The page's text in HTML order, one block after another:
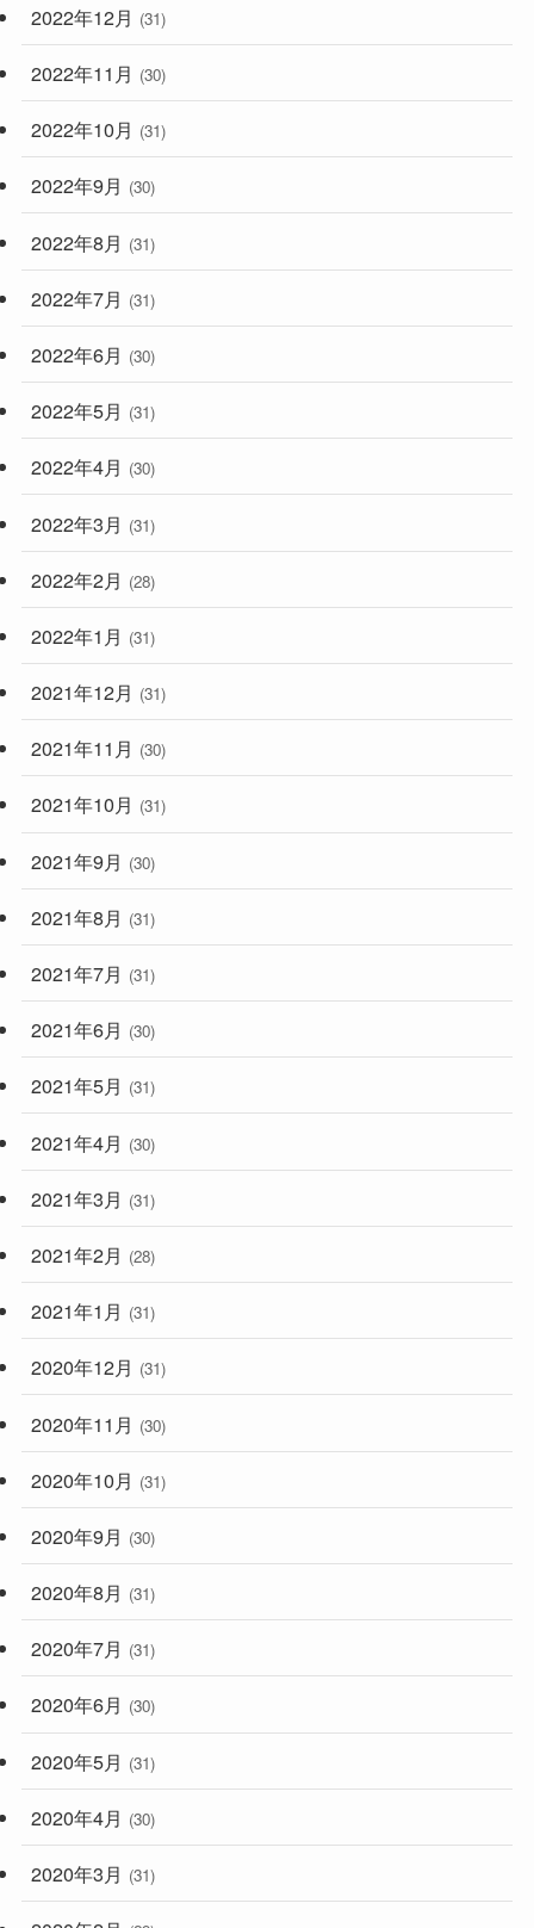
2022年12月 (31)
2022年11月 (30)
2022年10月 (31)
2022年9月 (30)
2022年8月 (31)
2022年7月 (31)
2022年6月 (30)
2022年5月 (31)
2022年4月 (30)
2022年3月 (31)
2022年2月 (28)
2022年1月 (31)
2021年12月 (31)
2021年11月 (30)
2021年10月 (31)
2021年9月 (30)
2021年8月 (31)
2021年7月 (31)
2021年6月 (30)
2021年5月 (31)
2021年4月 (30)
2021年3月 (31)
2021年2月 (28)
2021年1月 (31)
2020年12月 (31)
2020年11月 (30)
2020年10月 (31)
2020年9月 (30)
2020年8月 (31)
2020年7月 (31)
2020年6月 (30)
2020年5月 (31)
2020年4月 (30)
2020年3月 (31)